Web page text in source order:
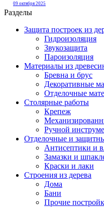
09 октября 2025
Разделы
Защита построек из
Гидроизоляция
Звукозащита
Пароизоляция
Материалы из
Бревна и брус
Декоративные
Отделочные
Столярные работы
Крепеж
Ручной
Отделочные и
Антисептики и
Замазки и
Краски и лаки
Строения из дерева
Дома
Бани
Прочие